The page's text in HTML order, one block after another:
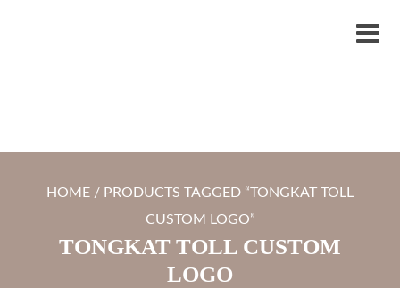
Percetakan | Print UV | Grafir Laser | Digital Printing | Souvenir Custom
HOME / PRODUCTS TAGGED “TONGKAT TOLL
CUSTOM LOGO”
TONGKAT TOLL CUSTOM
LOGO